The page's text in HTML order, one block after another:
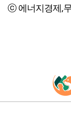
ⓒ 에너지경제,